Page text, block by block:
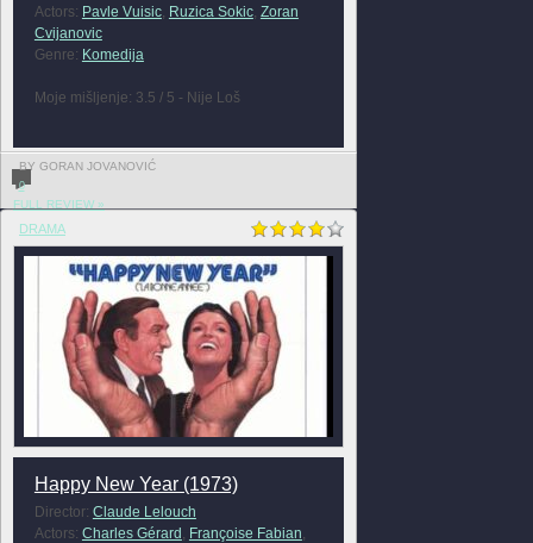
Actors: Pavle Vuisic, Ruzica Sokic, Zoran
Cvijanovic
Genre: Komedija
Moje mišljenje: 3.5 / 5 - Nije Loš
BY GORAN JOVANOVIĆ
0
FULL REVIEW »
DRAMA
Happy New Year (1973)
Director: Claude Lelouch
Actors: Charles Gérard , Françoise Fabian,